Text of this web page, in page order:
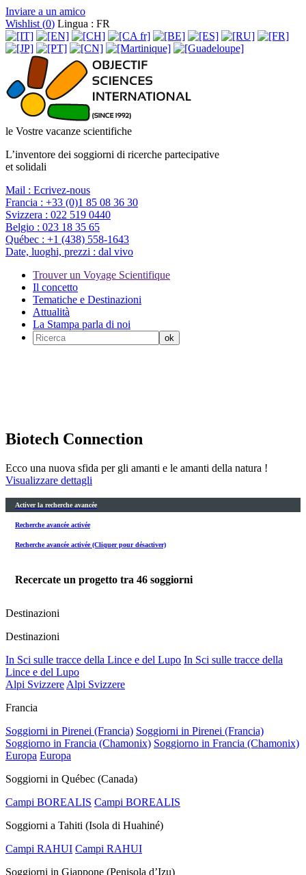
Inviare a un amico
Wishlist (0) Lingua : FR
le Vostre vacanze scientifiche
L’inventore dei soggiorni di ricerche partecipative
et solidali
Mail : Ecrivez-nous
Francia : +33 (0)1 85 08 36 30
Svizzera : 022 519 0440
Belgio : 023 18 35 65
Québec : +1 (438) 558-1643
Date, luoghi, prezzi : dal vivo
Trouver un Voyage Scientifique
Il concetto
Tematiche e Destinazioni
Attualità
La Stampa parla di noi
Biotech Connection
Ecco una nuova sfida per gli amanti e le amanti della natura !
Visualizzare dettagli
Activer la recherche avancée
Recherche avancée activée
Recherche avancée activée (Cliquer pour désactiver)
Recercate un progetto tra 46 soggiorni
Destinazioni
Destinazioni
In Sci sulle tracce della Lince e del Lupo In Sci sulle tracce della
Lince e del Lupo
Alpi Svizzere Alpi Svizzere
Francia
Soggiorni in Pirenei (Francia) Soggiorni in Pirenei (Francia)
Soggiorno in Francia (Chamonix) Soggiorno in Francia (Chamonix)
Europa Europa
Soggiorni in Québec (Canada)
Campi BOREALIS Campi BOREALIS
Soggiorni a Tahiti (Isola di Huahiné)
Campi RAHUI Campi RAHUI
Soggiorni in Giappone (Penisola d’Izu)